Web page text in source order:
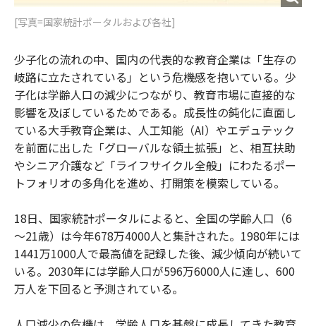
[写真=国家統計ポータルおよび各社]
少子化の流れの中、国内の代表的な教育企業は「生存の
岐路に立たされている」という危機感を抱いている。少
子化は学齢人口の減少につながり、教育市場に直接的な
影響を及ぼしているためである。成長性の鈍化に直面し
ている大手教育企業は、人工知能（AI）やエデュテック
を前面に出した「グローバルな領土拡張」と、相互扶助
やシニア介護など「ライフサイクル全般」にわたるポー
トフォリオの多角化を進め、打開策を模索している。
18日、国家統計ポータルによると、全国の学齢人口（6
～21歳）は今年678万4000人と集計された。1980年には
1441万1000人で最高値を記録した後、減少傾向が続いて
いる。2030年には学齢人口が596万6000人に達し、600
万人を下回ると予測されている。